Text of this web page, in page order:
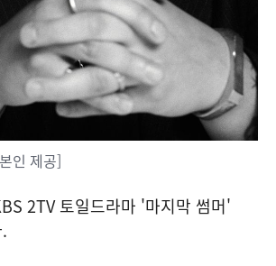
인 제공]
2TV 토일드라마 '마지막 썸머'